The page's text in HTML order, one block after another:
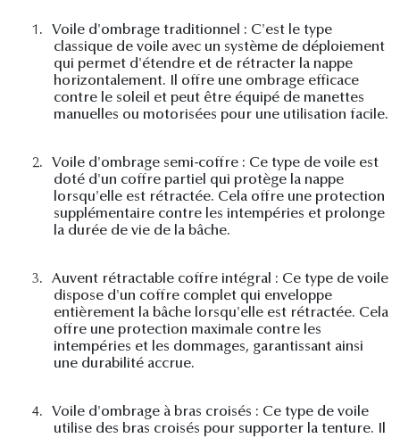
1.
Voile d'ombrage traditionnel : C'est le type
classique de voile avec un système de déploiement
qui permet d'étendre et de rétracter la nappe
horizontalement. Il offre une ombrage efficace
contre le soleil et peut être équipé de manettes
manuelles ou motorisées pour une utilisation facile.
2.
Voile d'ombrage semi-coffre : Ce type de voile est
doté d'un coffre partiel qui protège la nappe
lorsqu'elle est rétractée. Cela offre une protection
supplémentaire contre les intempéries et prolonge
la durée de vie de la bâche.
3.
Auvent rétractable coffre intégral : Ce type de voile
dispose d'un coffre complet qui enveloppe
entièrement la bâche lorsqu'elle est rétractée. Cela
offre une protection maximale contre les
intempéries et les dommages, garantissant ainsi
une durabilité accrue.
4.
Voile d'ombrage à bras croisés : Ce type de voile
utilise des bras croisés pour supporter la tenture. Il